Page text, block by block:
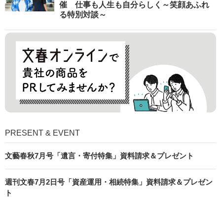
催 仕事も人生も自分らしく～笑顔あふれ
る特別対談～
PRESENT & EVENT
文藝春秋7月号「遺言・寄付特集」資料請求＆プレゼント
週刊文春7月2日号「資産運用・相続特集」資料請求＆プレゼン
ト